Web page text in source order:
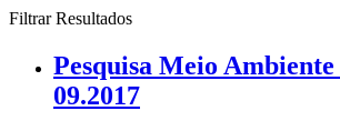
Filtrar Resultados
Pesquisa Meio
09.2017